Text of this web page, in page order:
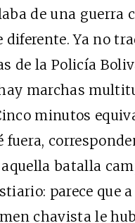
de una guerra
Ya no
de la Policía
marchas
minutos
fuera,
batalla
parece que
chavista le
márgenes